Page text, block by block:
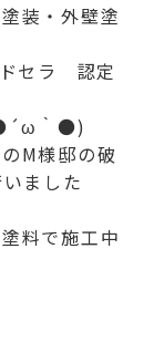
装・外壁塗
セラ 認定
｀●)
M様邸の破
ました
料で施工中